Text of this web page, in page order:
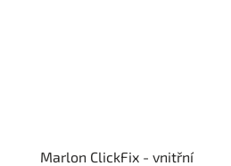
Marlon ClickFix - vnitřní